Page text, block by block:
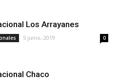
Los Arrayanes
5 junio, 2019 0
Chaco